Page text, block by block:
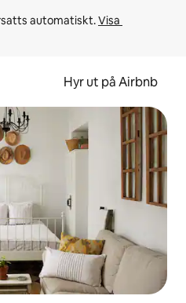
automatiskt. Visa
Hyr ut på Airbnb